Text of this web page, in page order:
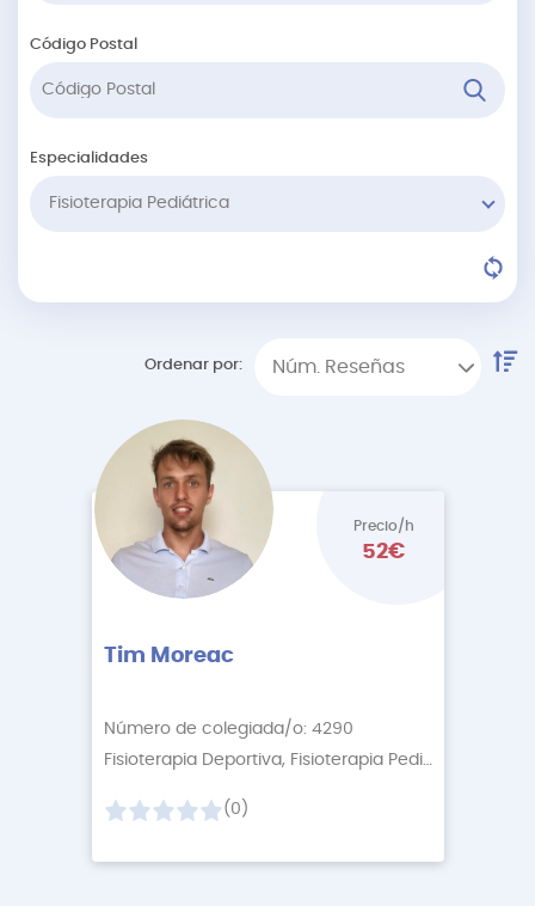
Código Postal
Especialidades
Fisioterapia Pediátrica
Ordenar por: Núm. Reseñas
Precio/h
52€
Tim Moreac
Número de colegiada/o: 4290
Fisioterapia Deportiva, Fisioterapia Pediátrica
(0)